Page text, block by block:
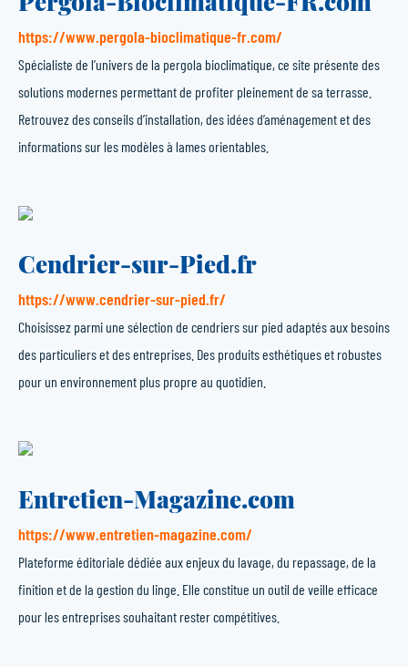
https://www.pergola-bioclimatique-fr.com/
Spécialiste de l’univers de la pergola bioclimatique, ce site présente des
solutions modernes permettant de profiter pleinement de sa terrasse.
Retrouvez des conseils d’installation, des idées d’aménagement et des
informations sur les modèles à lames orientables.
Cendrier-sur-Pied.fr
https://www.cendrier-sur-pied.fr/
Choisissez parmi une sélection de cendriers sur pied adaptés aux besoins
des particuliers et des entreprises. Des produits esthétiques et robustes
pour un environnement plus propre au quotidien.
Entretien-Magazine.com
https://www.entretien-magazine.com/
Plateforme éditoriale dédiée aux enjeux du lavage, du repassage, de la
finition et de la gestion du linge. Elle constitue un outil de veille efficace
pour les entreprises souhaitant rester compétitives.